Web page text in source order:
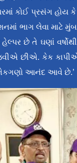
કોઈ પ્રસંગ હોય
ભાગ લેવા માટે
છે તે ઘણાં
છીએ. કેક
આનંદ આવે છે.’